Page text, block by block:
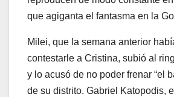
que agiganta el fantasma en la
Milei, que la semana anterior
contestarle a Cristina, subió al
y lo acusó de no poder frenar “el
de su distrito. Gabriel Katopodis,